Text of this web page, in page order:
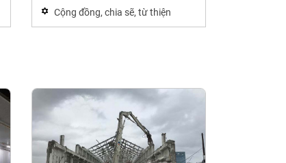
Cộng đồng, chia sẽ, từ thiện